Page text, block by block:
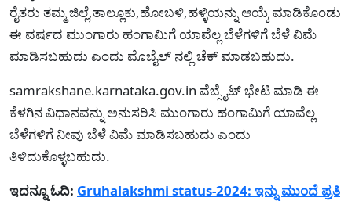
ರೈತರು ತಮ್ಮ ಜಿಲ್ಲೆ,ತಾಲ್ಲೂಕು,ಹೋಬಳಿ,ಹಳ್ಳಿಯನ್ನು ಆಯ್ಕೆ ಮಾಡಿಕೊಂಡು
ಈ ವರ್ಷದ ಮುಂಗಾರು ಹಂಗಾಮಿಗೆ ಯಾವೆಲ್ಲ ಬೆಳೆಗಳಿಗೆ ಬೆಳೆ ವಿಮೆ
ಮಾಡಿಸಬಹುದು ಎಂದು ಮೊಬೈಲ್ ನಲ್ಲಿ ಚೆಕ್ ಮಾಡಬಹುದು.
samrakshane.karnataka.gov.in ವೆಬ್ಸೈಟ್ ಭೇಟಿ ಮಾಡಿ ಈ
ಕೆಳಗಿನ ವಿಧಾನವನ್ನು ಅನುಸರಿಸಿ ಮುಂಗಾರು ಹಂಗಾಮಿಗೆ ಯಾವೆಲ್ಲ
ಬೆಳೆಗಳಿಗೆ ನೀವು ಬೆಳೆ ವಿಮೆ ಮಾಡಿಸಬಹುದು ಎಂದು
ತಿಳಿದುಕೊಳ್ಳಬಹುದು.
ಇದನ್ನೂ ಓದಿ: Gruhalakshmi status-2024: ಇನ್ನು ಮುಂದೆ ಪ್ರತಿ